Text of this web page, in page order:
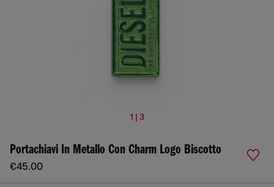
1 | 3
Portachiavi In Metallo Con Charm Logo Biscotto
€45.00